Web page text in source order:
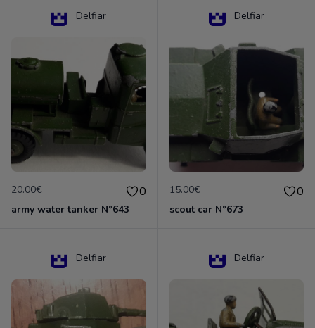
Delfiar
20.00€ 0
army water tanker N°643
Delfiar
15.00€ 0
scout car N°673
Delfiar Delfiar